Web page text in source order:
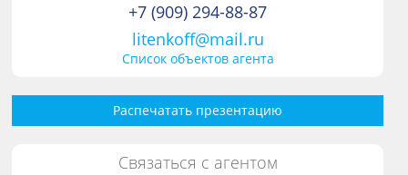
+7 (909) 294-88-87
litenkoff@mail.ru
Список объектов агента
Распечатать презентацию
Связаться с агентом